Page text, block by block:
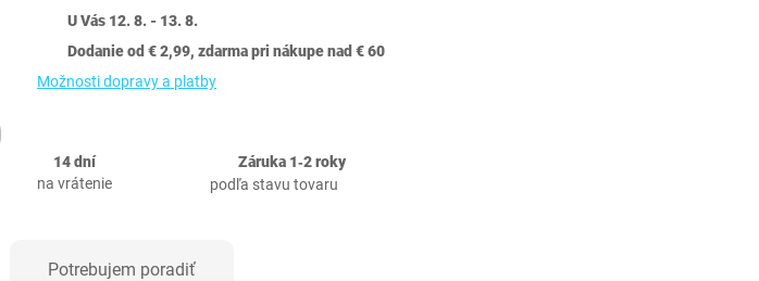
U Vás 12. 8. - 13. 8.
Dodanie od € 2,99, zdarma pri nákupe nad € 60
Možnosti dopravy a platby
14 dní
na vrátenie
Záruka 1‐2 roky
podľa stavu tovaru
Potrebujem poradiť